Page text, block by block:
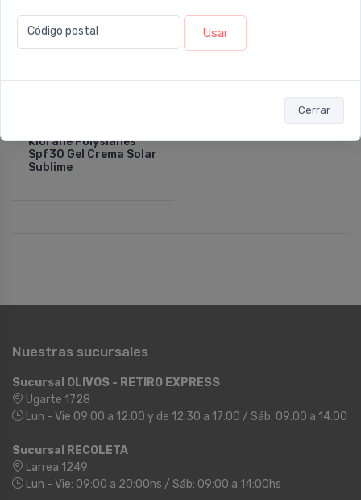
Código postal Usar
Cerrar
Klorane Polysianes
Spf30 Gel Crema Solar
Sublime
Nuestras sucursales
Sucursal OLIVOS - RETIRO EXPRESS
Ugarte 1728
Lun - Vie 09:00 a 12:00 y de 12:30 a 17:00 / Sáb: 09:00 a 14:00
Sucursal RECOLETA
Larrea 1249
Lun - Vie: 09:00 a 20:00hs / Sáb: 09:00 a 14:00hs